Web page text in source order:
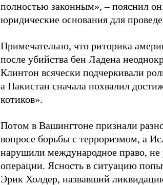
полностью законным»,–пояснил
юридические основания для
Примечательно, что риторика
после убийства бен Ладена
Клинтон всячески подчеркивали
а Пакистан сначала похвалил
котиков».
Потом в Вашингтоне признали
вопросе борьбы с терроризмом, а
нарушили международное право, не
операции. Ясность в ситуацию
Эрик Холдер, назвавший